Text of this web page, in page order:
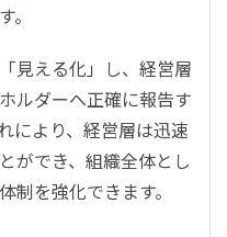
見える化」し、経営層
ルダーへ正確に報告す
により、経営層は迅速
ができ、組織全体とし
制を強化できます。